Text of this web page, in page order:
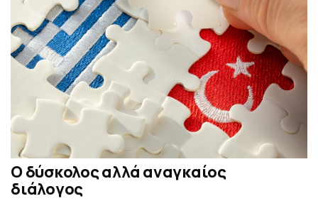
Ο δύσκολος αλλά αναγκαίος
διάλογος